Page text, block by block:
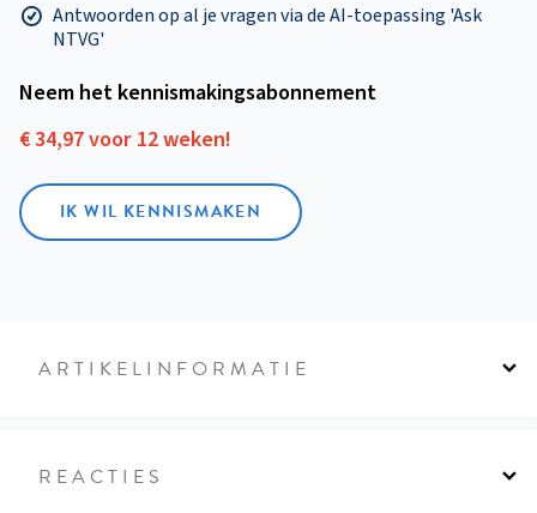
Antwoorden op al je vragen via de AI-toepassing 'Ask
NTVG'
Neem het kennismakings­abonnement
€ 34,97 voor 12 weken!
IK WIL KENNISMAKEN
ARTIKELINFORMATIE
REACTIES